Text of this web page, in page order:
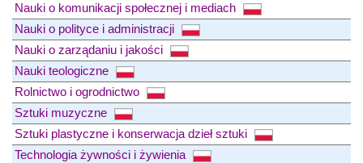
Nauki o komunikacji społecznej i mediach
Nauki o polityce i administracji
Nauki o zarządaniu i jakości
Nauki teologiczne
Rolnictwo i ogrodnictwo
Sztuki muzyczne
Sztuki plastyczne i konserwacja dzieł sztuki
Technologia żywności i żywienia